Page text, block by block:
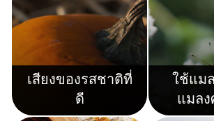
เสียงของรสชาติที่
ดี
ใช้แม
แมล